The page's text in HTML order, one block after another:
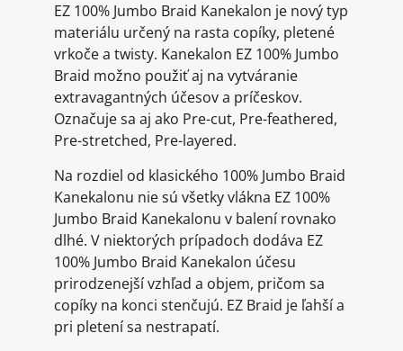
EZ 100% Jumbo Braid Kanekalon je nový typ
materiálu určený na rasta copíky, pletené
vrkoče a twisty. Kanekalon EZ 100% Jumbo
Braid možno použiť aj na vytváranie
extravagantných účesov a príčeskov.
Označuje sa aj ako Pre-cut, Pre-feathered,
Pre-stretched, Pre-layered.
Na rozdiel od klasického 100% Jumbo Braid
Kanekalonu nie sú všetky vlákna EZ 100%
Jumbo Braid Kanekalonu v balení rovnako
dlhé. V niektorých prípadoch dodáva EZ
100% Jumbo Braid Kanekalon účesu
prirodzenejší vzhľad a objem, pričom sa
copíky na konci stenčujú. EZ Braid je ľahší a
pri pletení sa nestrapatí.